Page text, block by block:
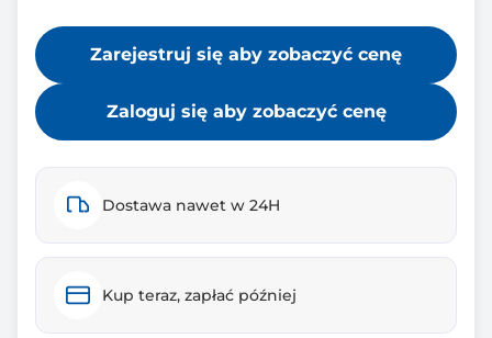
Zarejestruj się aby zobaczyć cenę
Zaloguj się aby zobaczyć cenę
Dostawa nawet w 24H
Kup teraz, zapłać później